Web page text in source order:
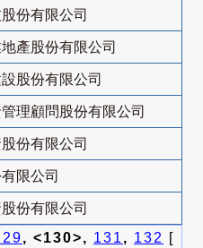
份有限公司
產股份有限公司
股份有限公司
理顧問股份有限公司
份有限公司
限公司
份有限公司
, <130>, 131 , 132
[